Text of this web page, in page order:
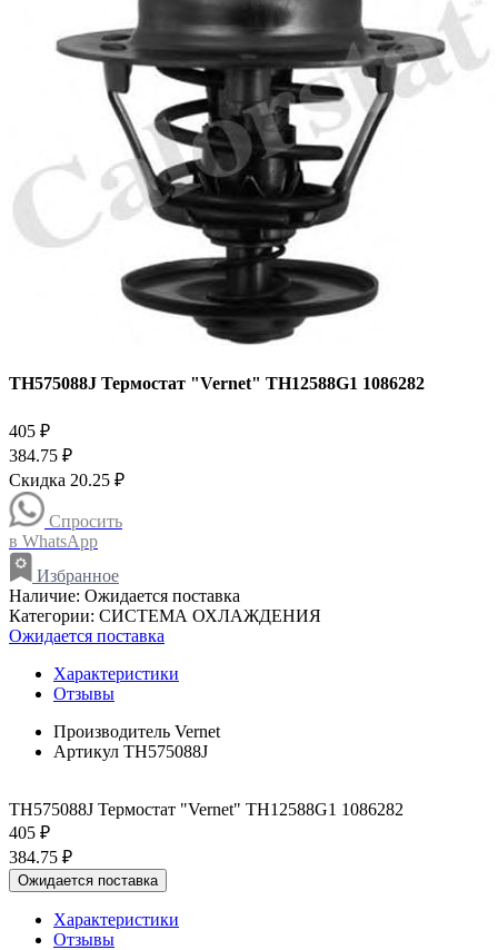
TH575088J Термостат "Vernet" TH12588G1 1086282
405 ₽
384.75 ₽
Скидка 20.25 ₽
Спросить
в WhatsApp
Избранное
Наличие: Ожидается поставка
Категории: СИСТЕМА ОХЛАЖДЕНИЯ
Ожидается поставка
Характеристики
Отзывы
Производитель Vernet
Артикул TH575088J
TH575088J Термостат "Vernet" TH12588G1 1086282
405 ₽
384.75 ₽
Ожидается поставка
Характеристики
Отзывы